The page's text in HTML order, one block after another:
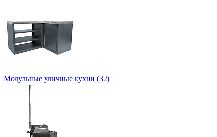
Модульные уличные кухни (32)